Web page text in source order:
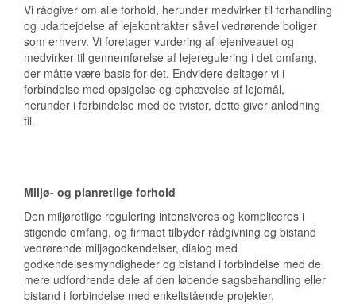
Vi rådgiver om alle forhold, herunder medvirker til forhandling
og udarbejdelse af lejekontrakter såvel vedrørende boliger
som erhverv. Vi foretager vurdering af lejeniveauet og
medvirker til gennemførelse af lejeregulering i det omfang,
der måtte være basis for det. Endvidere deltager vi i
forbindelse med opsigelse og ophævelse af lejemål,
herunder i forbindelse med de tvister, dette giver anledning
til.
Miljø- og planretlige forhold
Den miljøretlige regulering intensiveres og kompliceres i
stigende omfang, og firmaet tilbyder rådgivning og bistand
vedrørende miljøgodkendelser, dialog med
godkendelsesmyndigheder og bistand i forbindelse med de
mere udfordrende dele af den løbende sagsbehandling eller
bistand i forbindelse med enkeltstående projekter.